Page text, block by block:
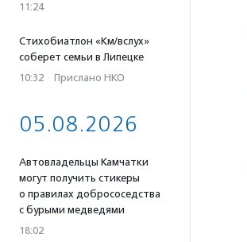
11:24
Стихобиатлон «Км/вслух»
соберет семьи в Липецке
10:32 · Прислано НКО
05.08.2026
Автовладельцы Камчатки
могут получить стикеры
о правилах добрососедства
с бурыми медведями
18:02